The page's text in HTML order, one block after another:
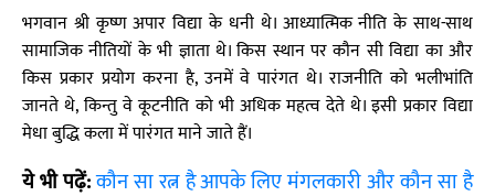
भगवान श्री कृष्ण अपार विद्या के धनी थे। आध्यात्मिक नीति के साथ-साथ
सामाजिक नीतियों के भी ज्ञाता थे। किस स्थान पर कौन सी विद्या का और
किस प्रकार प्रयोग करना है, उनमें वे पारंगत थे। राजनीति को भलीभांति
जानते थे, किन्तु वे कूटनीति को भी अधिक महत्व देते थे। इसी प्रकार विद्या
मेधा बुद्धि कला में पारंगत माने जाते हैं।
ये भी पढ़ें:कौन सा रत्न है आपके लिए मंगलकारी और कौन सा है